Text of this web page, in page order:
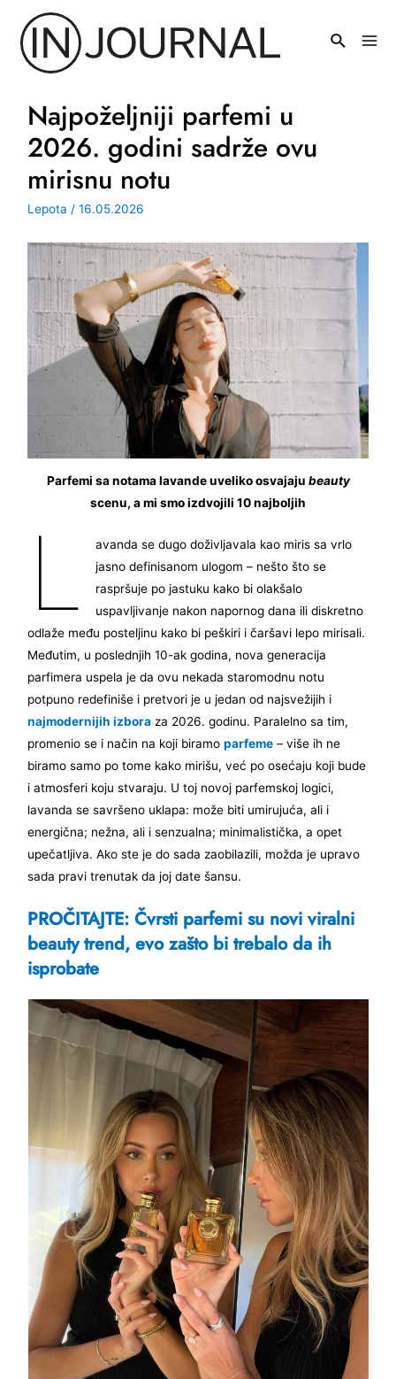
sadržaj
Najpoželjniji parfemi u
2026. godini sadrže ovu
mirisnu notu
Lepota /16.05.2026
Parfemi sa notama lavande uveliko osvajaju beauty
scenu, a mi smo izdvojili 10 najboljih
L
avanda se dugo doživljavala kao miris sa vrlo
jasno definisanom ulogom – nešto što se
raspršuje po jastuku kako bi olakšalo
uspavljivanje nakon napornog dana ili diskretno
odlaže među posteljinu kako bi peškiri i čaršavi lepo mirisali.
Međutim, u poslednjih 10-ak godina, nova generacija
parfimera uspela je da ovu nekada staromodnu notu
potpuno redefiniše i pretvori je u jedan od najsvežijih i
najmodernijih izbora za 2026. godinu. Paralelno sa tim,
promenio se i način na koji biramoparfeme – više ih ne
biramo samo po tome kako mirišu, već po osećaju koji bude
i atmosferi koju stvaraju. U toj novoj parfemskoj logici,
lavanda se savršeno uklapa: može biti umirujuća, ali i
energična; nežna, ali i senzualna; minimalistička, a opet
upečatljiva. Ako ste je do sada zaobilazili, možda je upravo
sada pravi trenutak da joj date šansu.
PROČITAJTE: Čvrsti parfemi su novi viralni
beauty trend, evo zašto bi trebalo da ih
isprobate